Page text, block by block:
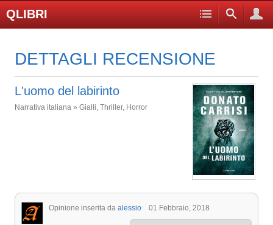
QLIBRI
DETTAGLI RECENSIONE
L'uomo del labirinto
Narrativa italiana » Gialli, Thriller, Horror
Opinione inserita da alessio 01 Febbraio, 2018